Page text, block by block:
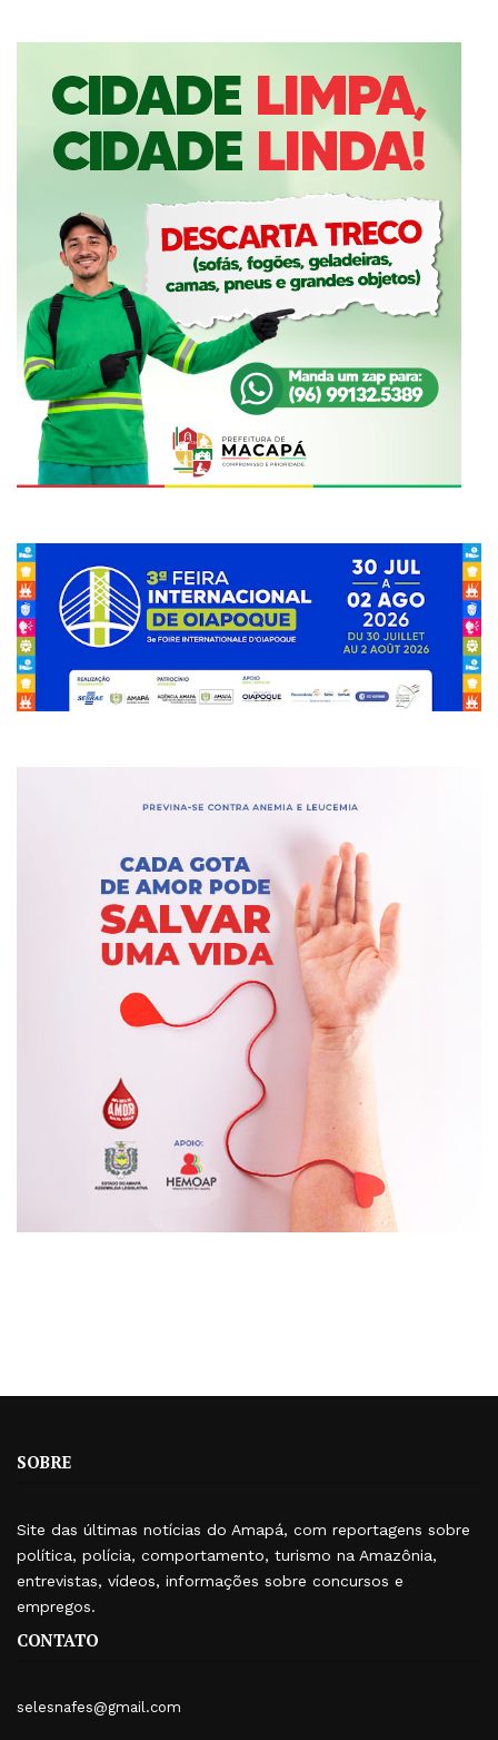
SOBRE
Site das últimas notícias do Amapá, com reportagens sobre
política, polícia, comportamento, turismo na Amazônia,
entrevistas, vídeos, informações sobre concursos e
empregos.
CONTATO
selesnafes@gmail.com